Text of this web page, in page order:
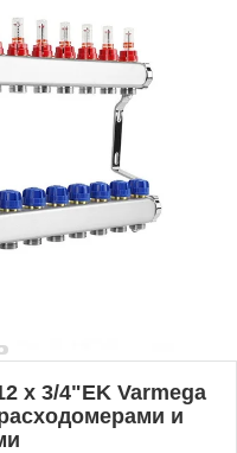
x 3/4"EK Varmega
и